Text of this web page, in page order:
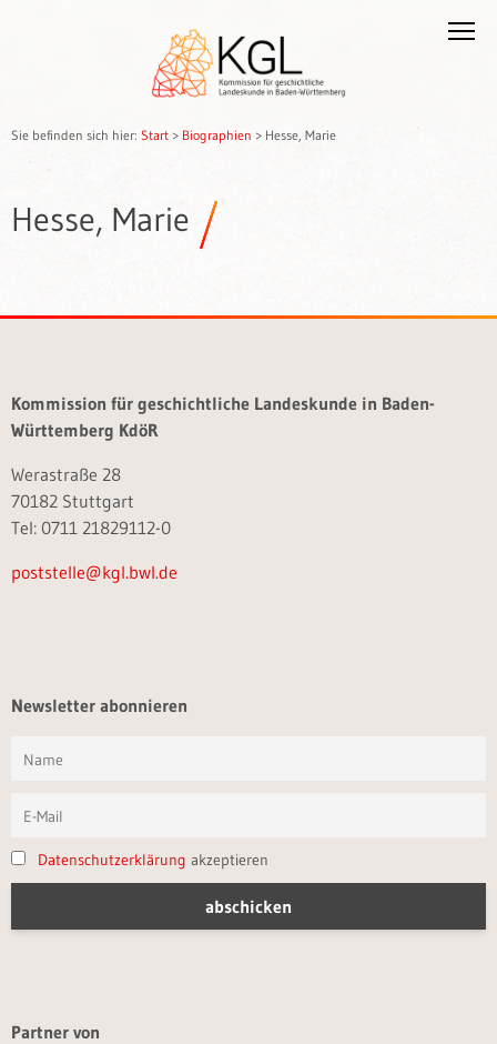
Sie befinden sich hier: Start > Biographien > Hesse, Marie
Hesse, Marie
Kommission für geschichtliche Landeskunde in Baden-
Württemberg KdöR
Werastraße 28
70182 Stuttgart
Tel: 0711 21829112-0
poststelle@kgl.bwl.de
Newsletter abonnieren
Datenschutzerklärung akzeptieren
Partner von